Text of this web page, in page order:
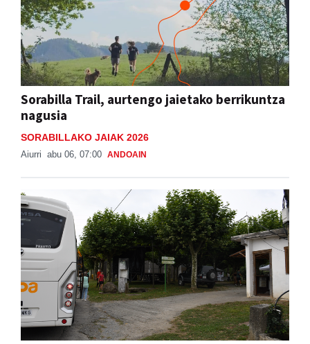
Sorabilla Trail, aurtengo jaietako berrikuntza
nagusia
SORABILLAKO JAIAK 2026
Aiurri abu 06, 07:00 ANDOAIN